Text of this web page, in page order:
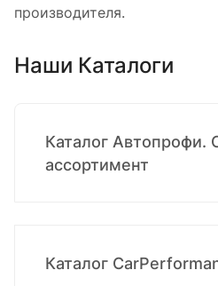
производителя.
Наши Каталоги
Каталог Автопрофи.
ассортимент
Каталог